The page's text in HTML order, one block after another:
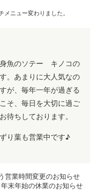
メニュー変わりました。
魚のソテー キノコの
。あまりに大人気なの
が、毎年一年が過ぎる
そ、毎日を大切に過ご
待ちしております。
り葉も営業中です♪
営業時間変更のお知らせ
末年始の休業のお知らせ